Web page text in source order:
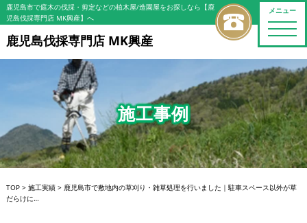
メニュー
toggle
鹿児島市で庭木の伐採・剪定などの植木屋/造園屋をお探しなら【鹿
児島伐採専門店 MK興産】へ
鹿児島伐採専門店 MK興産
施工事例
TOP> 施工実績> 鹿児島市で敷地内の草刈り・雑草処理を行いました｜駐車スペース以外が草
だらけに…